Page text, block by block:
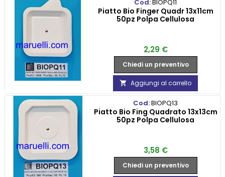
Cod:BIOPQ11
Piatto Bio Finger Quadr 13x11cm
50pz Polpa Cellulosa
Prezzo
2,29 €
Chiedi un preventivo
 Aggiungi al carrello
Cod:BIOPQ13
Piatto Bio Fing Quadrato 13x13cm
50pz Polpa Cellulosa
Prezzo
3,58 €
Chiedi un preventivo